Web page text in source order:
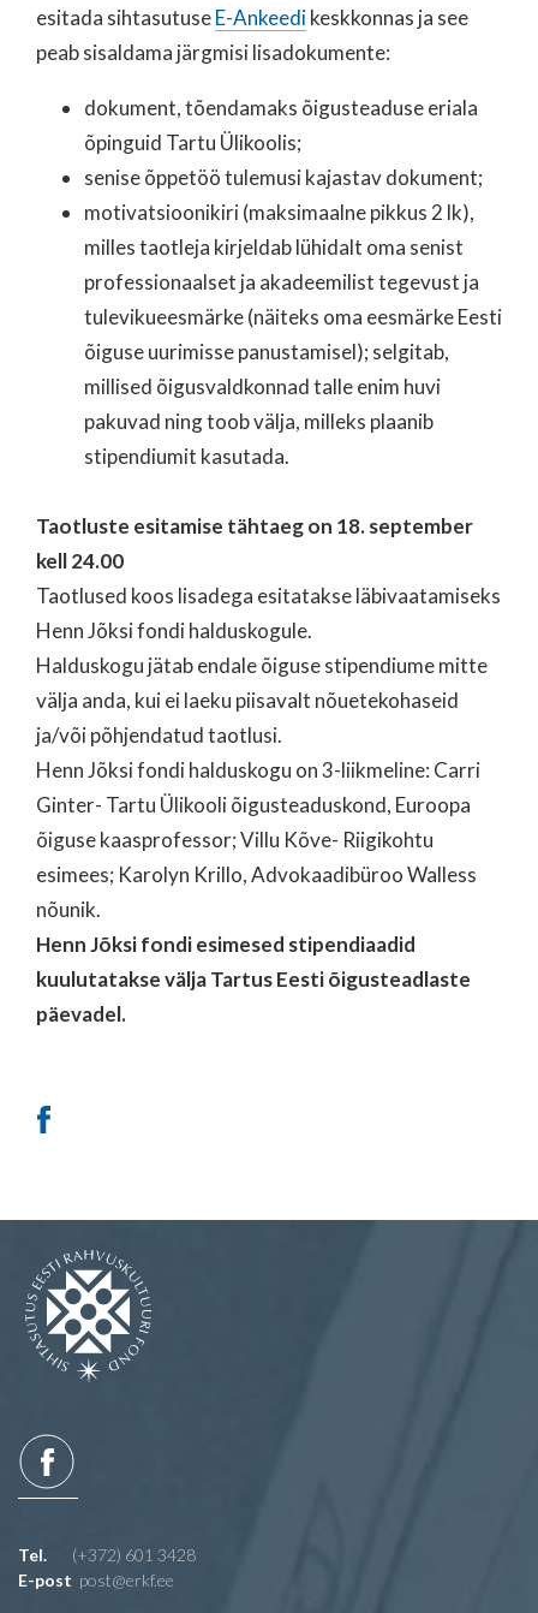
esitada sihtasutuseE-Ankeedikeskkonnas ja see
peab sisaldama järgmisi lisadokumente:
dokument, tõendamaks õigusteaduse eriala
õpinguid Tartu Ülikoolis;
senise õppetöö tulemusi kajastav dokument;
motivatsioonikiri (maksimaalne pikkus 2 lk),
milles taotleja kirjeldab lühidalt oma senist
professionaalset ja akadeemilist tegevust ja
tulevikueesmärke (näiteks oma eesmärke Eesti
õiguse uurimisse panustamisel); selgitab,
millised õigusvaldkonnad talle enim huvi
pakuvad ning toob välja, milleks plaanib
stipendiumit kasutada.
Taotluste esitamise tähtaeg on 18. september
kell 24.00
Taotlused koos lisadega esitatakse läbivaatamiseks
Henn Jõksi fondi halduskogule.
Halduskogu jätab endale õiguse stipendiume mitte
välja anda, kui ei laeku piisavalt nõuetekohaseid
ja/või põhjendatud taotlusi.
Henn Jõksi fondi halduskogu on 3-liikmeline: Carri
Ginter- Tartu Ülikooli õigusteaduskond, Euroopa
õiguse kaasprofessor; Villu Kõve- Riigikohtu
esimees; Karolyn Krillo, Advokaadibüroo Walless
nõunik.
Henn Jõksi fondi esimesed stipendiaadid
kuulutatakse välja Tartus Eesti õigusteadlaste
päevadel.
Tel.
(+372) 601 3428
E-post post@erkf.ee